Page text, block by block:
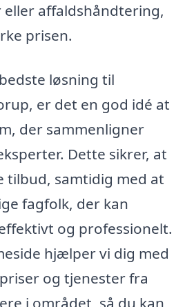
affaldshåndtering,
prisen.
løsning til
er det en god idé at
der sammenligner
Dette sikrer, at
tilbud, samtidig med at
fagfolk, der kan
og professionelt.
hjælper vi dig med
og tjenester fra
i området, så du kan